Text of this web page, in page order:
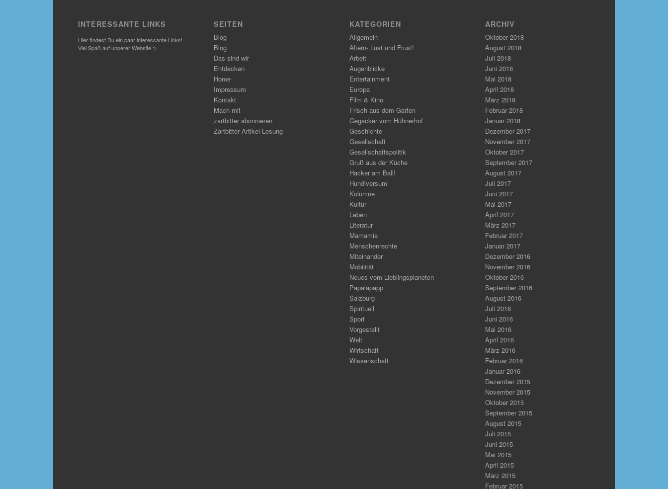
INTERESSANTE LINKS
Hier findest Du ein paar interessante Links!
Viel Spaß auf unserer Website :)
SEITEN
Blog
Blog
Das sind wir
Entdecken
Home
Impressum
Kontakt
Mach mit
zartbitter abonnieren
Zartbitter Artikel Lesung
KATEGORIEN
Allgemein
Altern- Lust und Frust!
Arbeit
Augenblicke
Entertainment
Europa
Film & Kino
Frisch aus dem Garten
Gegacker vom Hühnerhof
Geschichte
Gesellschaft
Gesellschaftspolitik
Gruß aus der Küche
Hacker am Ball!
Hundiversum
Kolumne
Kultur
Leben
Literatur
Mamamia
Menschenrechte
Miteinander
Mobilität
Neues vom Lieblingsplaneten
Papalapapp
Salzburg
Spirituell
Sport
Vorgestellt
Welt
Wirtschaft
Wissenschaft
ARCHIV
Oktober 2018
August 2018
Juli 2018
Juni 2018
Mai 2018
April 2018
März 2018
Februar 2018
Januar 2018
Dezember 2017
November 2017
Oktober 2017
September 2017
August 2017
Juli 2017
Juni 2017
Mai 2017
April 2017
März 2017
Februar 2017
Januar 2017
Dezember 2016
November 2016
Oktober 2016
September 2016
August 2016
Juli 2016
Juni 2016
Mai 2016
April 2016
März 2016
Februar 2016
Januar 2016
Dezember 2015
November 2015
Oktober 2015
September 2015
August 2015
Juli 2015
Juni 2015
Mai 2015
April 2015
März 2015
Februar 2015